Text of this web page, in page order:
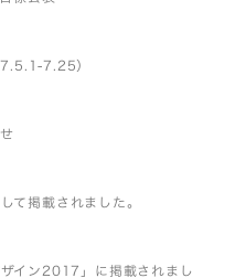
7.25）
て掲載されました。
イン2017」に掲載されまし